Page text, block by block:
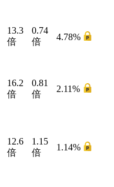
13.3
倍
0.74
倍
4.78%
16.2
倍
0.81
倍
2.11%
12.6
倍
1.15
倍
1.14%